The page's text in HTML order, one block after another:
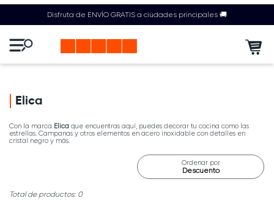
Disfruta de ENVÍO GRATIS a ciudades principales 🚚
Elica
Con la marca Elica que encuentras aquí, puedes decorar tu cocina como las
estrellas. Campanas y otros elementos en acero inoxidable con detalles en
cristal negro y más.
Ordenar por
Descuento
0